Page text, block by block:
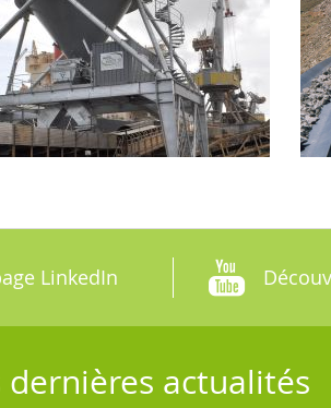
LinkedIn
dernières actualités